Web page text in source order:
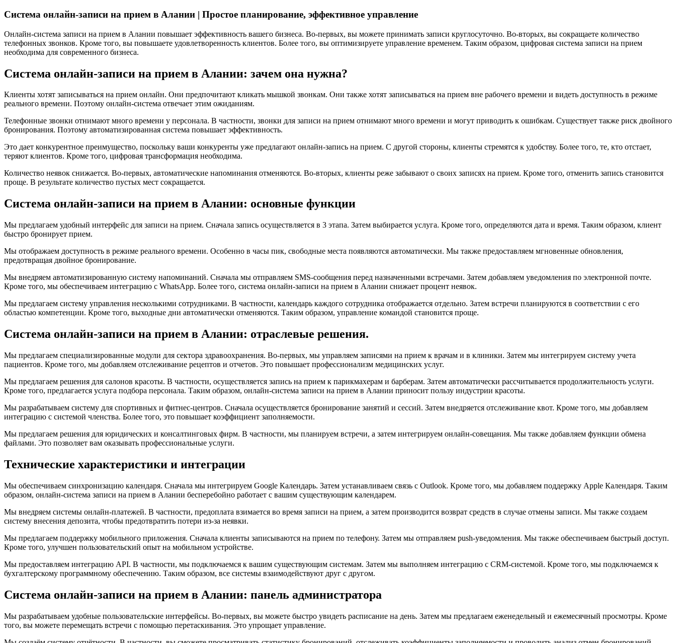
Система онлайн-записи на прием в Алании | Простое планирование, эффективное управление
Онлайн-система записи на прием в Алании повышает эффективность вашего бизнеса. Во-первых, вы можете принимать записи круглосуточно. Во-вторых, вы сокращаете количество
телефонных звонков. Кроме того, вы повышаете удовлетворенность клиентов. Более того, вы оптимизируете управление временем. Таким образом, цифровая система записи на прием
необходима для современного бизнеса.
Система онлайн-записи на прием в Алании: зачем она нужна?
Клиенты хотят записываться на прием онлайн. Они предпочитают кликать мышкой звонкам. Они также хотят записываться на прием вне рабочего времени и видеть доступность в режиме
реального времени. Поэтому онлайн-система отвечает этим ожиданиям.
Телефонные звонки отнимают много времени у персонала. В частности, звонки для записи на прием отнимают много времени и могут приводить к ошибкам. Существует также риск двойного
бронирования. Поэтому автоматизированная система повышает эффективность.
Это дает конкурентное преимущество, поскольку ваши конкуренты уже предлагают онлайн-запись на прием. С другой стороны, клиенты стремятся к удобству. Более того, те, кто отстает,
теряют клиентов. Кроме того, цифровая трансформация необходима.
Количество неявок снижается. Во-первых, автоматические напоминания отменяются. Во-вторых, клиенты реже забывают о своих записях на прием. Кроме того, отменить запись становится
проще. В результате количество пустых мест сокращается.
Система онлайн-записи на прием в Алании: основные функции
Мы предлагаем удобный интерфейс для записи на прием. Сначала запись осуществляется в 3 этапа. Затем выбирается услуга. Кроме того, определяются дата и время. Таким образом, клиент
быстро бронирует прием.
Мы отображаем доступность в режиме реального времени. Особенно в часы пик, свободные места появляются автоматически. Мы также предоставляем мгновенные обновления,
предотвращая двойное бронирование.
Мы внедряем автоматизированную систему напоминаний. Сначала мы отправляем SMS-сообщения перед назначенными встречами. Затем добавляем уведомления по электронной почте.
Кроме того, мы обеспечиваем интеграцию с WhatsApp. Более того, система онлайн-записи на прием в Алании снижает процент неявок.
Мы предлагаем систему управления несколькими сотрудниками. В частности, календарь каждого сотрудника отображается отдельно. Затем встречи планируются в соответствии с его
областью компетенции. Кроме того, выходные дни автоматически отменяются. Таким образом, управление командой становится проще.
Система онлайн-записи на прием в Алании: отраслевые решения.
Мы предлагаем специализированные модули для сектора здравоохранения. Во-первых, мы управляем записями на прием к врачам и в клиники. Затем мы интегрируем систему учета
пациентов. Кроме того, мы добавляем отслеживание рецептов и отчетов. Это повышает профессионализм медицинских услуг.
Мы предлагаем решения для салонов красоты. В частности, осуществляется запись на прием к парикмахерам и барберам. Затем автоматически рассчитывается продолжительность услуги.
Кроме того, предлагается услуга подбора персонала. Таким образом, онлайн-система записи на прием в Алании приносит пользу индустрии красоты.
Мы разрабатываем систему для спортивных и фитнес-центров. Сначала осуществляется бронирование занятий и сессий. Затем внедряется отслеживание квот. Кроме того, мы добавляем
интеграцию с системой членства. Более того, это повышает коэффициент заполняемости.
Мы предлагаем решения для юридических и консалтинговых фирм. В частности, мы планируем встречи, а затем интегрируем онлайн-совещания. Мы также добавляем функции обмена
файлами. Это позволяет вам оказывать профессиональные услуги.
Технические характеристики и интеграции
Мы обеспечиваем синхронизацию календаря. Сначала мы интегрируем Google Календарь. Затем устанавливаем связь с Outlook. Кроме того, мы добавляем поддержку Apple Календаря. Таким
образом, онлайн-система записи на прием в Алании бесперебойно работает с вашим существующим календарем.
Мы внедряем системы онлайн-платежей. В частности, предоплата взимается во время записи на прием, а затем производится возврат средств в случае отмены записи. Мы также создаем
систему внесения депозита, чтобы предотвратить потери из-за неявки.
Мы предлагаем поддержку мобильного приложения. Сначала клиенты записываются на прием по телефону. Затем мы отправляем push-уведомления. Мы также обеспечиваем быстрый доступ.
Кроме того, улучшен пользовательский опыт на мобильном устройстве.
Мы предоставляем интеграцию API. В частности, мы подключаемся к вашим существующим системам. Затем мы выполняем интеграцию с CRM-системой. Кроме того, мы подключаемся к
бухгалтерскому программному обеспечению. Таким образом, все системы взаимодействуют друг с другом.
Система онлайн-записи на прием в Алании: панель администратора
Мы разрабатываем удобные пользовательские интерфейсы. Во-первых, вы можете быстро увидеть расписание на день. Затем мы предлагаем еженедельный и ежемесячный просмотры. Кроме
того, вы можете перемещать встречи с помощью перетаскивания. Это упрощает управление.